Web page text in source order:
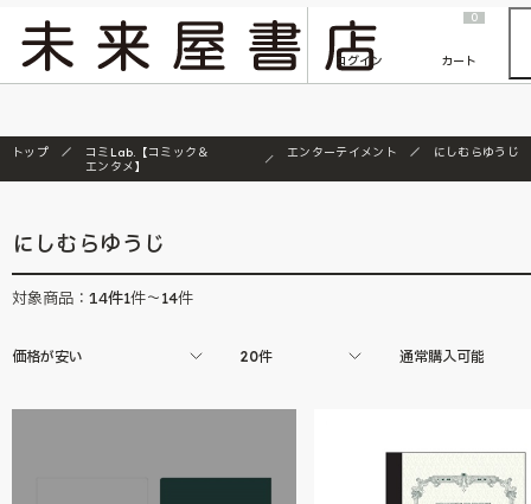
『ONE PIECE magazine 021 ONE PIECEカード付き同梱版』発売延期のご案内
ログイン
0
カート
トップ
コミLab.【コミック＆
エンタメ】
エンターテイメント にしむらゆうじ
にしむらゆうじ
対象商品： 14件1件～14件
価格が安い 20件 通常購入可能